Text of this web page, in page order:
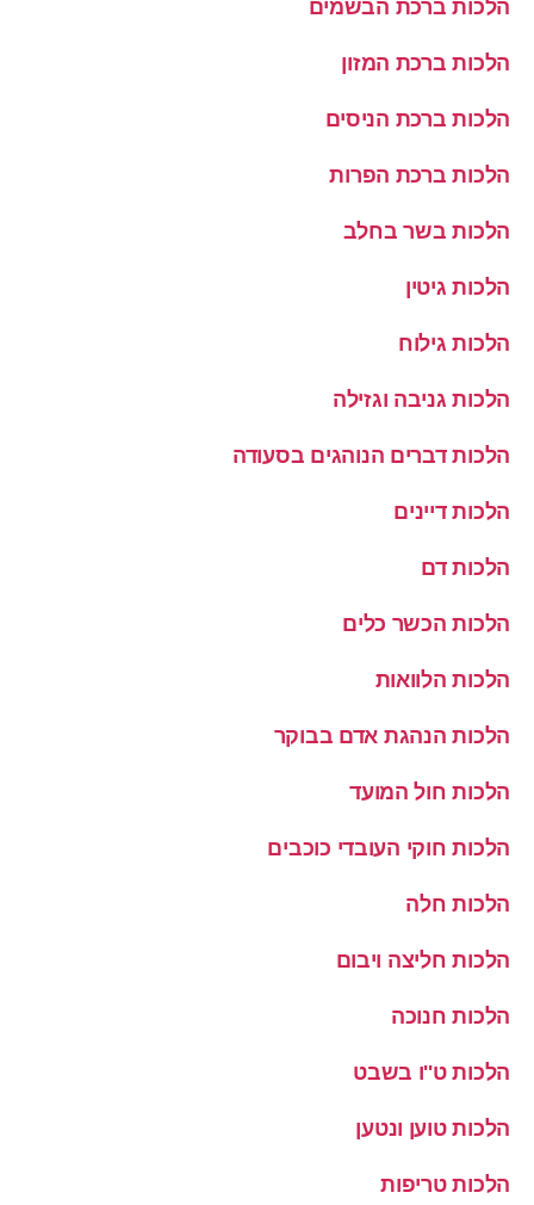
הלכות ברכת הבשמים
הלכות ברכת המזון
הלכות ברכת הניסים
הלכות ברכת הפרות
הלכות בשר בחלב
הלכות גיטין
הלכות גילוח
הלכות גניבה וגזילה
הלכות דברים הנוהגים בסעודה
הלכות דיינים
הלכות דם
הלכות הכשר כלים
הלכות הלוואות
הלכות הנהגת אדם בבוקר
הלכות חול המועד
הלכות חוקי העובדי כוכבים
הלכות חלה
הלכות חליצה ויבום
הלכות חנוכה
הלכות ט''ו בשבט
הלכות טוען ונטען
הלכות טריפות